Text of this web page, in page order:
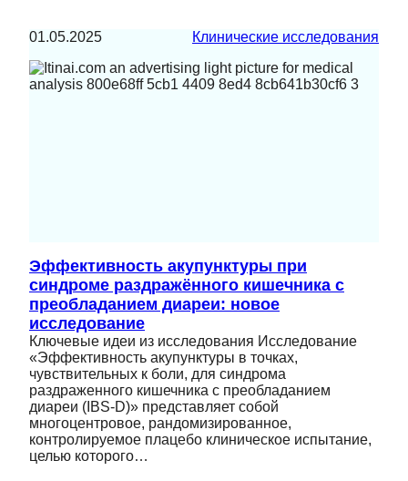
01.05.2025 Клинические исследования
Эффективность акупунктуры при
синдроме раздражённого кишечника с
преобладанием диареи: новое
исследование
Ключевые идеи из исследования Исследование
«Эффективность акупунктуры в точках,
чувствительных к боли, для синдрома
раздраженного кишечника с преобладанием
диареи (IBS-D)» представляет собой
многоцентровое, рандомизированное,
контролируемое плацебо клиническое испытание,
целью которого…